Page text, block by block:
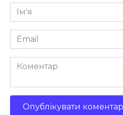
Ім'я
*
Email
*
Коментар